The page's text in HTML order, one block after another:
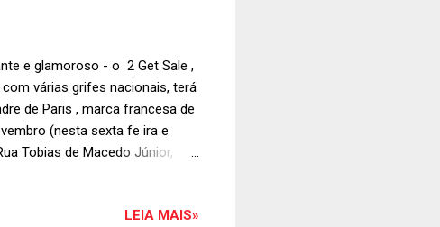
e glamoroso - o 2 Get Sale ,
várias grifes nacionais, terá
de Paris , marca francesa de
(nesta sexta fe ira e
Tobias de Macedo Júnior,
Camargo; Cris Ribas
LEIA MAIS»